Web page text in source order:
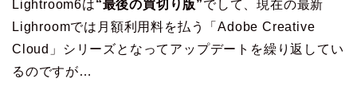
Lightroom6は“最後の買切り版”でして、現在の最新
Lighroomでは月額利用料を払う「Adobe Creative
Cloud」シリーズとなってアップデートを繰り返してい
るのですが…